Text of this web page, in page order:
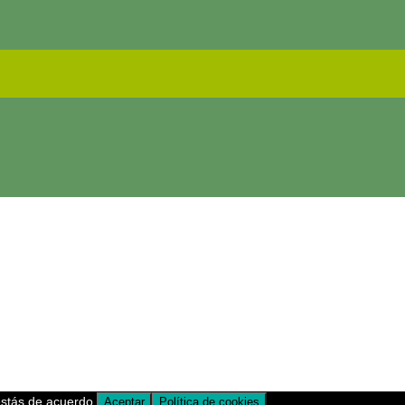
de acuerdo. Aceptar Política de cookies